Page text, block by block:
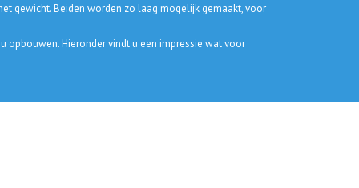
gewicht. Beiden worden zo laag mogelijk gemaakt, voor
opbouwen. Hieronder vindt u een impressie wat voor